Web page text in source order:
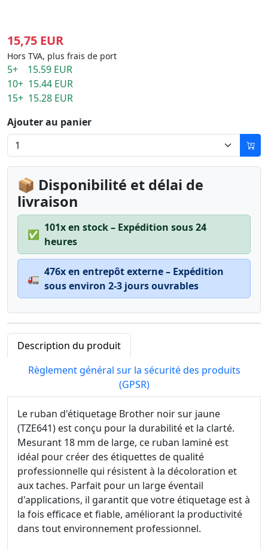
15,75 EUR
Hors TVA, plus frais de port
5+ 15.59 EUR
10+ 15.44 EUR
15+ 15.28 EUR
Ajouter au panier
📦 Disponibilité et délai de
livraison
✅
101x en stock – Expédition sous 24
heures
🚛
476x en entrepôt externe – Expédition
sous environ 2-3 jours ouvrables
Description du produit
Règlement général sur la sécurité des produits
(GPSR)
Le ruban d'étiquetage Brother noir sur jaune
(TZE641) est conçu pour la durabilité et la clarté.
Mesurant 18 mm de large, ce ruban laminé est
idéal pour créer des étiquettes de qualité
professionnelle qui résistent à la décoloration et
aux taches. Parfait pour un large éventail
d'applications, il garantit que votre étiquetage est à
la fois efficace et fiable, améliorant la productivité
dans tout environnement professionnel.